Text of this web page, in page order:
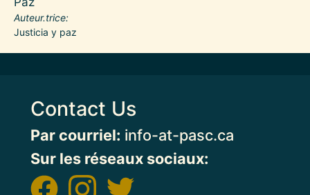
Auteur.trice
Justicia y paz
Contact Us
Par courriel: info-at-pasc.ca
Sur les réseaux sociaux: